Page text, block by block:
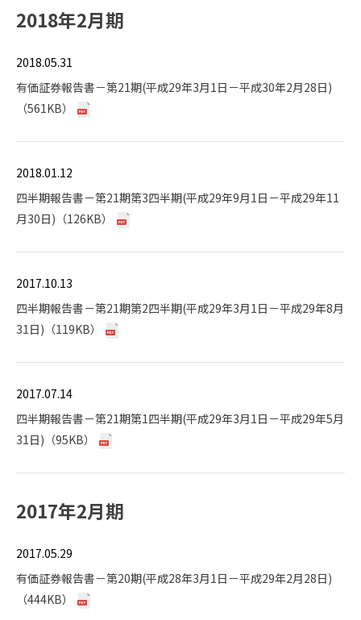
2018年2月期
2018.05.31
有価証券報告書－第21期(平成29年3月1日－平成30年2月28日)
（561KB）
2018.01.12
四半期報告書－第21期第3四半期(平成29年9月1日－平成29年11
月30日)（126KB）
2017.10.13
四半期報告書－第21期第2四半期(平成29年3月1日－平成29年8月
31日)（119KB）
2017.07.14
四半期報告書－第21期第1四半期(平成29年3月1日－平成29年5月
31日)（95KB）
2017年2月期
2017.05.29
有価証券報告書－第20期(平成28年3月1日－平成29年2月28日)
（444KB）